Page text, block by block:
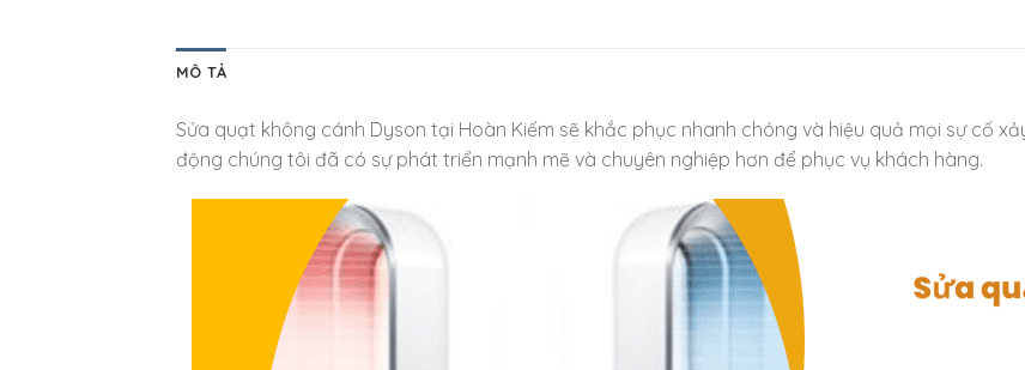
MÔ TẢ
Sửa quạt không cánh Dyson tại Hoàn Kiếm sẽ khắc phục nhanh chóng và hiệu quả mọi sự cố
động chúng tôi đã có sự phát triển mạnh mẽ và chuyên nghiệp hơn để phục vụ khách hàng.